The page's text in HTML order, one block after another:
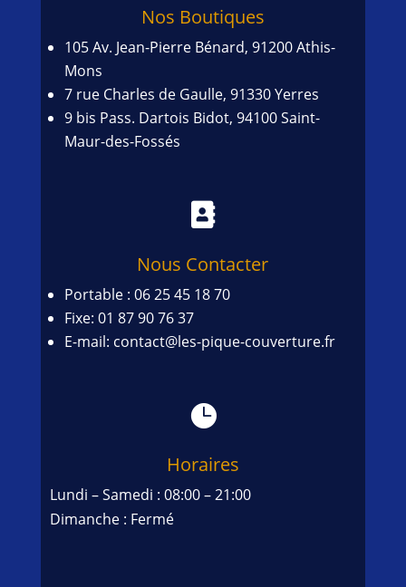
Nos Boutiques
105 Av. Jean-Pierre Bénard, 91200 Athis-
Mons
7 rue Charles de Gaulle, 91330 Yerres
9 bis Pass. Dartois Bidot, 94100 Saint-
Maur-des-Fossés

Nous Contacter
Portable : 06 25 45 18 70
Fixe: 01 87 90 76 37
E-mail: contact@les-pique-couverture.fr

Horaires
Lundi – Samedi : 08:00 – 21:00
Dimanche : Fermé